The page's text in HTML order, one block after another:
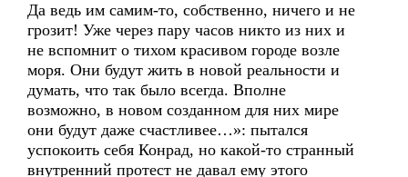
Да ведь им самим-то, собственно, ничего и не
грозит! Уже через пару часов никто из них и
не вспомнит о тихом красивом городе возле
моря. Они будут жить в новой реальности и
думать, что так было всегда. Вполне
возможно, в новом созданном для них мире
они будут даже счастливее…»: пытался
успокоить себя Конрад, но какой-то странный
внутренний протест не давал ему этого